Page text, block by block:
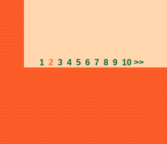
1 2 3 4 5 6 7 8 9 10 >>